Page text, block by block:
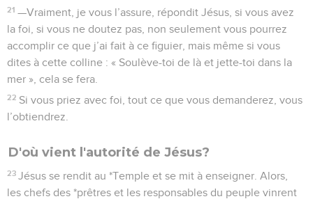
21 —Vraiment, je vous l’assure, répondit Jésus, si vous avez
la foi, si vous ne doutez pas, non seulement vous pourrez
accomplir ce que j’ai fait à ce figuier, mais même si vous
dites à cette colline : « Soulève-toi de là et jette-toi dans la
mer », cela se fera.
22 Si vous priez avec foi, tout ce que vous demanderez, vous
l’obtiendrez.
D'où vient l'autorité de Jésus?
23 Jésus se rendit au *Temple et se mit à enseigner. Alors,
les chefs des *prêtres et les responsables du peuple vinrent